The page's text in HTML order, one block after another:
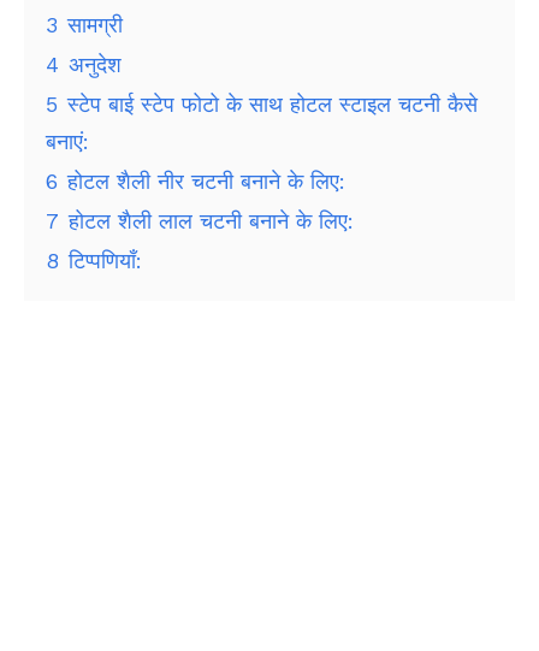
3 सामग्री
4 अनुदेश
5 स्टेप बाई स्टेप फोटो के साथ होटल स्टाइल चटनी कैसे
बनाएं:
6 होटल शैली नीर चटनी बनाने के लिए:
7 होटल शैली लाल चटनी बनाने के लिए:
8 टिप्पणियाँ: